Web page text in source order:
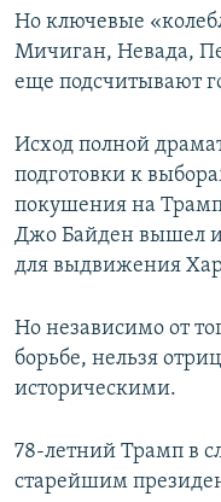
Но ключевые
Мичиган, Невада,
еще подсчитывают
Исход полной
подготовки к
покушения на
Джо Байден вышел
для выдвижения
Но независимо от
борьбе, нельзя
историческими.
78-летний Трамп в
старейшим